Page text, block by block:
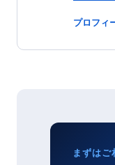
プロフィ
まずはご